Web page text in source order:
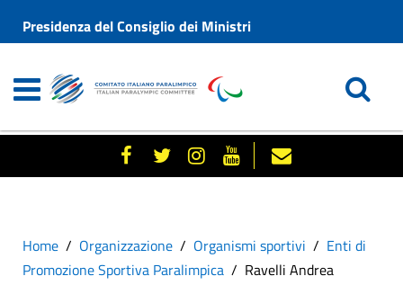
Presidenza del Consiglio dei Ministri
Home Organizzazione Organismi sportivi
Enti di
Promozione Sportiva Paralimpica
Ravelli Andrea